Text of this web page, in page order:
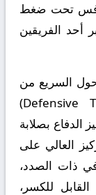
تحت ضغط
أحد الفريقين
السريع من
الحالة الهجومية للدفاعية (Defensive Transition)
الدفاع بصلابة
العالي على
ذات الصدد،
للكسر،